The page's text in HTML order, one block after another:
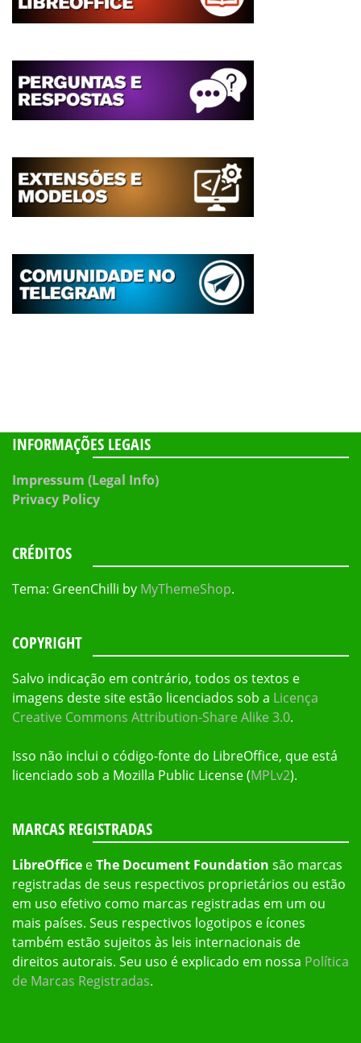
INFORMAÇÕES LEGAIS
Impressum (Legal Info)
Privacy Policy
CRÉDITOS
Tema: GreenChilli by MyThemeShop.
COPYRIGHT
Salvo indicação em contrário, todos os textos e
imagens deste site estão licenciados sob a Licença
Creative Commons Attribution-Share Alike 3.0.
Isso não inclui o código-fonte do LibreOffice, que está
licenciado sob a Mozilla Public License (MPLv2).
MARCAS REGISTRADAS
LibreOffice eThe Document Foundation são marcas
registradas de seus respectivos proprietários ou estão
em uso efetivo como marcas registradas em um ou
mais países. Seus respectivos logotipos e ícones
também estão sujeitos às leis internacionais de
direitos autorais. Seu uso é explicado em nossa Política
de Marcas Registradas.